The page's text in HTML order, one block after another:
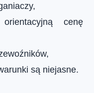
cenę
są niejasne.